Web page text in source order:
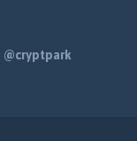
@cryptpark